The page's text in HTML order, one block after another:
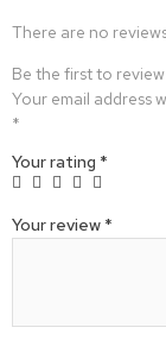
There are no
Be the first to review
Your email address
*
Your rating *
Your review *